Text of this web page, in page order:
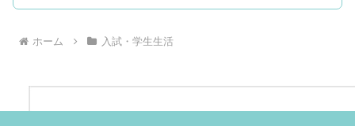
ホーム 入試・学生生活